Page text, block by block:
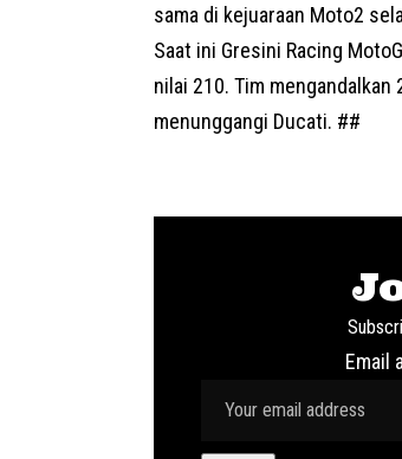
sama di kejuaraan Moto2
Saat ini Gresini Racing
nilai 210. Tim mengandalkan
menunggangi Ducati. ##
Email